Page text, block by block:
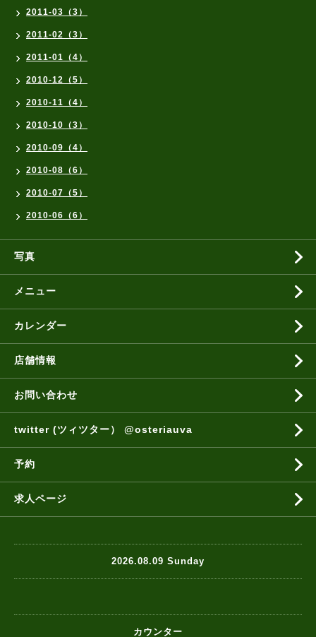
2011-03（3）
2011-02（3）
2011-01（4）
2010-12（5）
2010-11（4）
2010-10（3）
2010-09（4）
2010-08（6）
2010-07（5）
2010-06（6）
写真
メニュー
カレンダー
店舗情報
お問い合わせ
twitter (ツィツター） @osteriauva
予約
求人ページ
2026.08.09 Sunday
カウンター